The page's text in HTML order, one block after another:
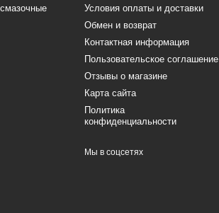
Условия оплаты и доставки
Обмен и возврат
Контактная информация
Пользовательское соглашение
Отзывы о магазине
Карта сайта
Политика
конфиденциальности
Мы в соцсетях